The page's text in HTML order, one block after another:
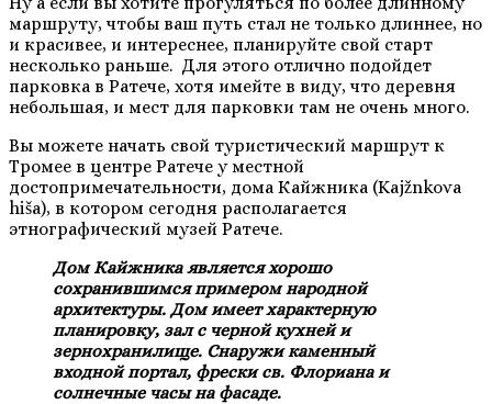
маршруту, чтобы ваш путь стал не только длиннее, но
и красивее, и интереснее, планируйте свой старт
несколько раньше. Для этого отлично подойдет
парковка в Ратече, хотя имейте в виду, что деревня
небольшая, и мест для парковки там не очень много.
Вы можете начать свой туристический маршрут к
Тромее в центре Ратече у местной
достопримечательности, дома Кайжника (Kajžnkova
hiša), в котором сегодня располагается
этнографический музей Ратече.
Дом Кайжника является хорошо
сохранившимся примером народной
архитектуры. Дом имеет характерную
планировку, зал с черной кухней и
зернохранилище. Снаружи каменный
входной портал, фрески св. Флориана и
солнечные часы на фасаде.